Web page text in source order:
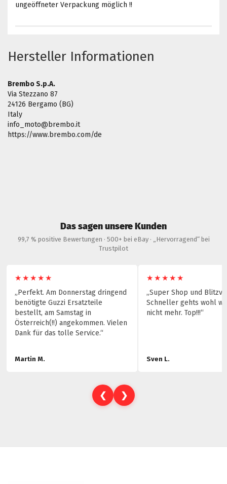
ungeöffneter Verpackung möglich !!
Hersteller Informationen
Brembo S.p.A.
Via Stezzano 87
24126 Bergamo (BG)
Italy
info_moto@brembo.it
https://www.brembo.com/de
Das sagen unsere Kunden
99,7 % positive Bewertungen · 500+ bei eBay · „Hervorragend“ bei
Trustpilot
★★★★★
„Perfekt. Am Donnerstag dringend
benötigte Guzzi Ersatzteile
bestellt, am Samstag in
Österreich(!!) angekommen. Vielen
Dank für das tolle Service.“
Martin M.
★★★★★
„Super Shop und
Schneller gehts wohl
nicht mehr. Top!!!“
Sven L.
❮ ❯